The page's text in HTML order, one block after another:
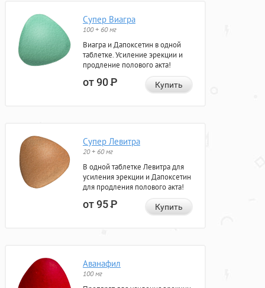
Супер Виагра
100 + 60 мг
Виагра и Дапоксетин в одной
таблетке. Усиление эрекции и
продление полового акта!
от 90Р Купить
Супер Левитра
20 + 60 мг
В одной таблетке Левитра для
усиления эрекции и Дапоксетин
для продления полового акта!
от 95Р Купить
Аванафил
100 мг